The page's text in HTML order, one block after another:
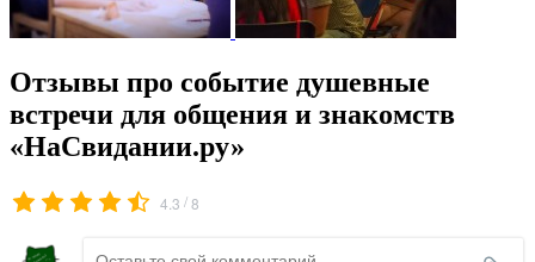
Отзывы про событие душевные
встречи для общения и знакомств
«НаСвидании.ру»
4.3 /8